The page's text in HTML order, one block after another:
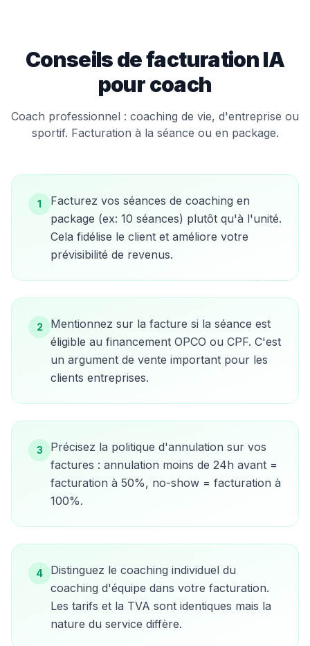
Conseils de facturation IA
pourcoach
Coach professionnel : coaching de vie, d'entreprise ou
sportif. Facturation à la séance ou en package.
1
Facturez vos séances de coaching en
package (ex: 10 séances) plutôt qu'à l'unité.
Cela fidélise le client et améliore votre
prévisibilité de revenus.
2
Mentionnez sur la facture si la séance est
éligible au financement OPCO ou CPF. C'est
un argument de vente important pour les
clients entreprises.
3
Précisez la politique d'annulation sur vos
factures : annulation moins de 24h avant =
facturation à 50%, no-show = facturation à
100%.
4
Distinguez le coaching individuel du
coaching d'équipe dans votre facturation.
Les tarifs et la TVA sont identiques mais la
nature du service diffère.